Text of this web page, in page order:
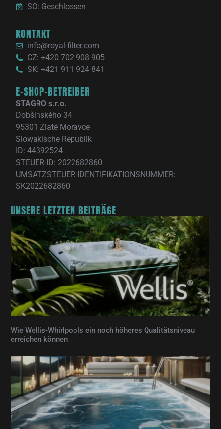
SO: Geschlossen
KONTAKT
info@royal-filter.com
CZ: +420 702 908 905
SK: +421 911 924 841
E-SHOP-BETREIBER
STAGRO s.r.o.
Dobšinského 34
95301 Zlaté Moravce
Slowakische Republik
ID: 44392524
STEUER-ID: 2022682860
UMSATZSTEUER-IDENTIFIKATIONSNUMMER:
SK2022682860
UNSERE LETZTEN BEITRÄGE
Wie Wellis-Whirlpools ein noch höheres Qualitätsniveau
erreichen können